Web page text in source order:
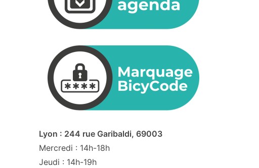
Lyon : 244 rue Garibaldi, 69003
Mercredi : 14h-18h
Jeudi : 14h-19h